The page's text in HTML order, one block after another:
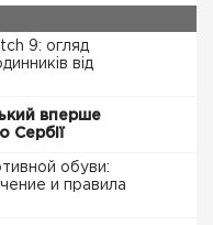
9: огляд
від
вперше
Сербії
обуви:
и правила